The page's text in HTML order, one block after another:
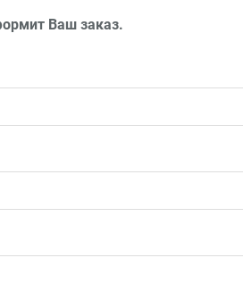
Ваш заказ.